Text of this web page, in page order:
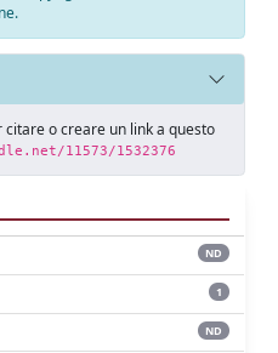
o creare un link a questo
11573/1532376
ND
1
ND